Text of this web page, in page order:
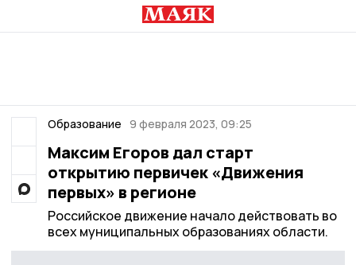
Образование 9 февраля 2023, 09:25
Максим Егоров дал старт
открытию первичек «Движения
первых» в регионе
Российское движение начало действовать во
всех муниципальных образованиях области.